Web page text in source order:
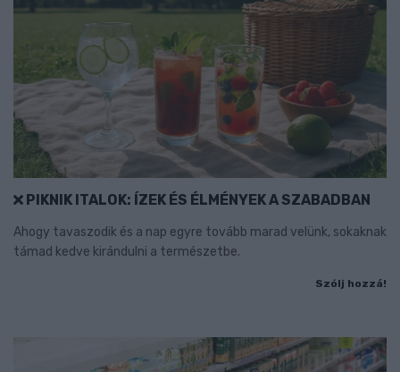
PIKNIK ITALOK: ÍZEK ÉS ÉLMÉNYEK A SZABADBAN
Ahogy tavaszodik és a nap egyre tovább marad velünk, sokaknak
támad kedve kirándulni a természetbe.
Szólj hozzá!